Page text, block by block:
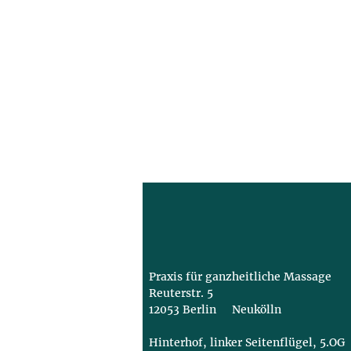
Praxis für ganzheitliche Massage
Reuterstr. 5
12053 Berlin Neukölln
Hinterhof, linker Seitenflügel, 5.OG